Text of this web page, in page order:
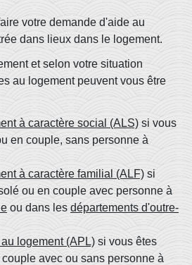
votre demande d'aide au
dans lieux dans le logement.
et selon votre situation
au logement peuvent vous être
à caractère social (ALS) si vous
en couple, sans personne à
à caractère familial (ALF) si
ou en couple avec personne à
ou dans les départements d'outre-
logement (APL) si vous êtes
avec ou sans personne à